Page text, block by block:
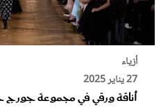
أزياء
27 يناير 2025
أناقة ورقي في مجموعة جورج